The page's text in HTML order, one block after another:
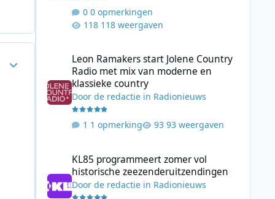
0 opmerkingen
118 weergaven
Leon Ramakers start Jolene Country
Radio met mix van moderne en
klassieke country
Door de redactiein Radionieuws
1 opmerking 93 weergaven
KL85 programmeert zomer vol
historische zeezenderuitzendingen
Door de redactiein Radionieuws